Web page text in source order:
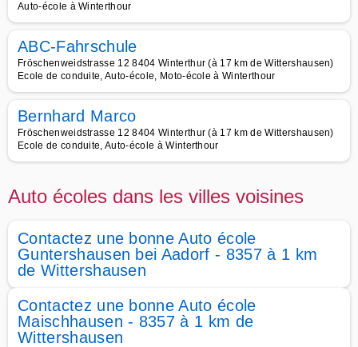
Auto-école à Winterthour
ABC-Fahrschule
Fröschenweidstrasse 12 8404 Winterthur (à 17 km de Wittershausen)
Ecole de conduite, Auto-école, Moto-école à Winterthour
Bernhard Marco
Fröschenweidstrasse 12 8404 Winterthur (à 17 km de Wittershausen)
Ecole de conduite, Auto-école à Winterthour
Auto écoles dans les villes voisines
Contactez une bonne Auto école
Guntershausen bei Aadorf - 8357 à 1 km
de Wittershausen
Contactez une bonne Auto école
Maischhausen - 8357 à 1 km de
Wittershausen